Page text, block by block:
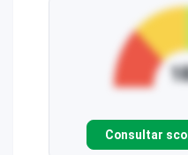
Consultar